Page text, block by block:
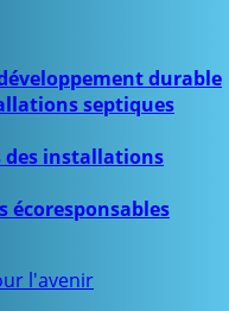
durable
septiques
des installations
écoresponsables